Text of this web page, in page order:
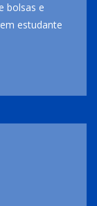
bolsas e
estudante